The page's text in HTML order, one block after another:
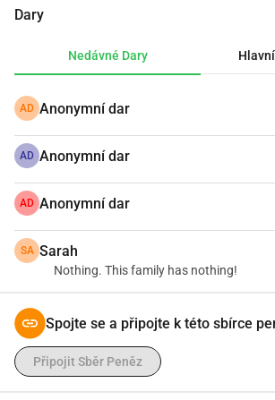
žádné peníze a žádnou bezpečnost.
neopustil svou matku a sourozence.
nejen peníze, ale i laskavé slovo nebo
pomozte mi nebo sdílejte můj příběh.
budu pokračovat v existenci navzdory
Dary
Nedávné Dary
AD Anonymní dar
AD Anonymní dar
AD Anonymní dar
SA Sarah
Nothing. This family has nothing!
Spojte se a připojte k této sbírce
Připojit Sběr Peněz